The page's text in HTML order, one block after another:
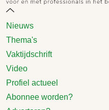
Nieuws
Thema's
Vaktijdschrift
Video
Profiel actueel
Abonnee worden?